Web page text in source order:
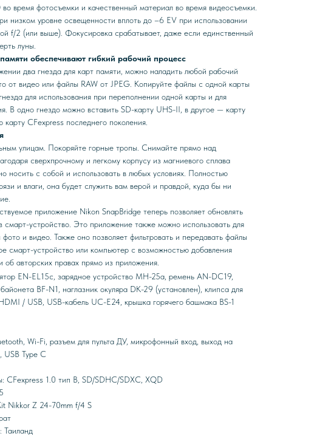
время фотосъемки и качественный материал во время видеосъемки.
низком уровне освещенности вплоть до –6 EV при использовании
f/2 (или выше). Фокусировка срабатывает, даже если единственный
луны.
обеспечивают гибкий рабочий процесс
два гнезда для карт памяти, можно наладить любой рабочий
от видео или файлы RAW от JPEG. Копируйте файлы с одной карты
для использования при переполнении одной карты и для
В одно гнездо можно вставить SD-карту UHS-II, в другое — карту
CFexpress последнего поколения.
улицам. Покоряйте горные тропы. Снимайте прямо над
сверхпрочному и легкому корпусу из магниевого сплава
носить с собой и использовать в любых условиях. Полностью
и влаги, она будет служить вам верой и правдой, куда бы ни
приложение Nikon SnapBridge теперь позволяет обновлять
смарт-устройство. Это приложение также можно использовать для
и видео. Также оно позволяет фильтровать и передавать файлы
смарт-устройство или компьютер с возможностью добавления
авторских правах прямо из приложения.
EN-EL15с, зарядное устройство MH-25a, ремень AN-DC19,
BF-N1, наглазник окуляра DK-29 (установлен), клипса для
/ USB, USB-кабель UC-E24, крышка горячего башмака BS-1
Wi-Fi, разъем для пульта ДУ, микрофонный вход, выход на
USB Type C
CFexpress 1.0 тип B, SD/SDHC/SDXC, XQD
Nikkor Z 24-70mm f/4 S
Таиланд